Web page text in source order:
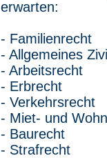
erwarten:
- Familienrecht
- Allgemeines
- Arbeitsrecht
- Erbrecht
- Verkehrsrecht
- Miet- und
- Baurecht
- Strafrecht